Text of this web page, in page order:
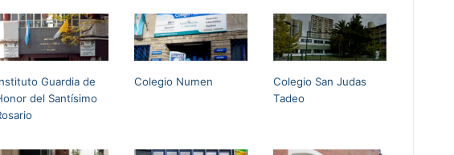
Guardia de
del Santísimo
Colegio Numen
Colegio San Judas
Tadeo